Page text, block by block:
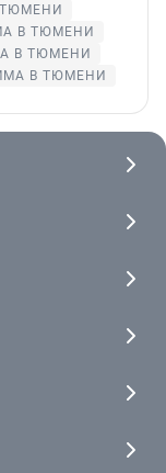
В ТЮМЕНИ
В ТЮМЕНИ
В ТЮМЕНИ